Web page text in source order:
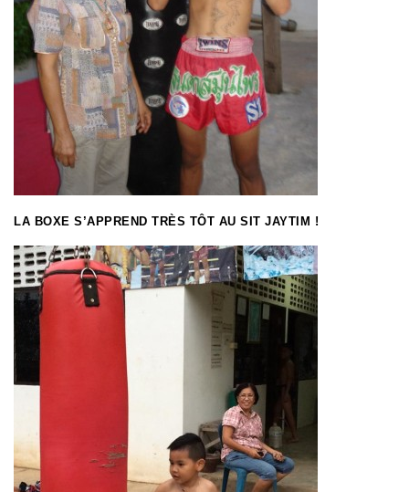
LA BOXE S’APPREND TRÈS TÔT AU SIT JAYTIM !